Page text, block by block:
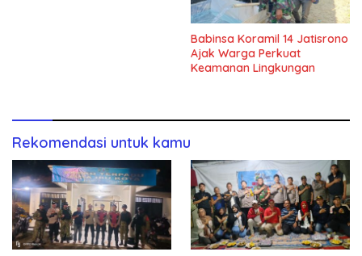
Babinsa Koramil 14 Jatisrono
Ajak Warga Perkuat
Keamanan Lingkungan
Rekomendasi untuk kamu